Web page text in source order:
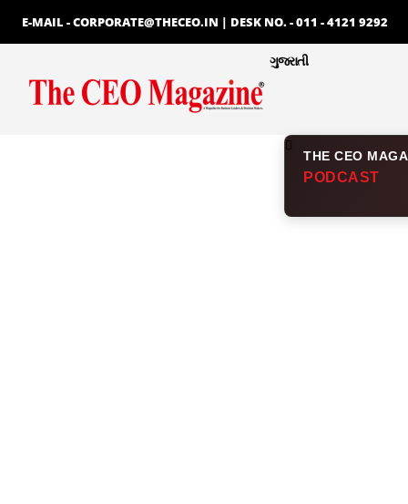
E-MAIL - CORPORATE@THECEO.IN | DESK NO. - 011 - 4121 9292
ગુજરાતી
THE CEO
PODCAST